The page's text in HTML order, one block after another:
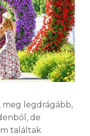
meg legdrágább,
de
találtak